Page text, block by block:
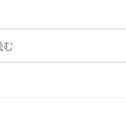
む